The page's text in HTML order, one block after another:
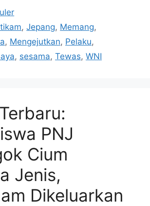
,Jepang, Memang,
, Mengejutkan, Pelaku,
, sesama, Tewas, WNI
PNJ
Cium
Jenis,
Dikeluarkan